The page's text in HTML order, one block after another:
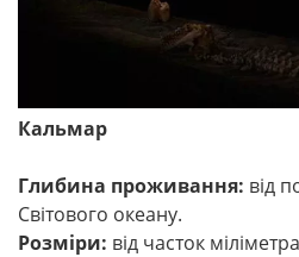
Кальмар
Глибина проживання: від
Світового океану.
Розміри: від часток